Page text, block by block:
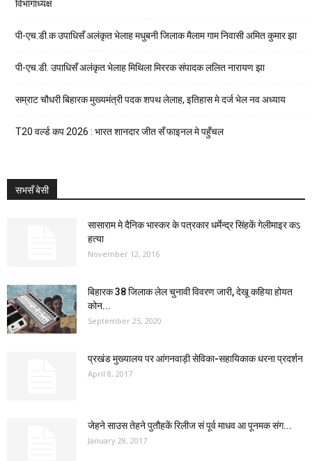
विभागाध्यक्ष
पी-एच.डी.क उपाधिसँ अलंकृत भेलाह मधुबनी जिलाक मैलाम गाम निवासी अमित कुमार झा
पी-एच.डी. उपाधिसँ अलंकृत भेलाह मिथिला मिररक संपादक ललित नारायण झा
सम्राट चौधरी बिहारक मुख्यमंत्री पदक शपथ लेलाह, इतिहास मे दर्ज भेल नव अध्याय
T20 वर्ल्ड कप 2026 : भारत शानदार जीत सँ फाइनल मे पहुँचल
सभसँ बेसी
सासाराम मे दैनिक भास्कर के पत्रकार धर्मेन्द्र सिंहकें गेलीमाइर कऽ
हत्या
November 12, 2016
बिहारक 38 जिलाक लेल चुनावी विवरण जारी, देखू कहिया होयत
कोन...
September 25, 2020
प्रखंड मुख्यालय पर आंगनवाड़ी सेविका-सहायिकाक धरना प्रदर्शन
April 8, 2017
जेहने साउस तेहने पुतौहकें रिलीज सं पूर्व माधव आ पूनमक संग...
January 28, 2017